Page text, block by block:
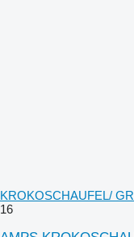
KROKOSCHAUFEL/
16